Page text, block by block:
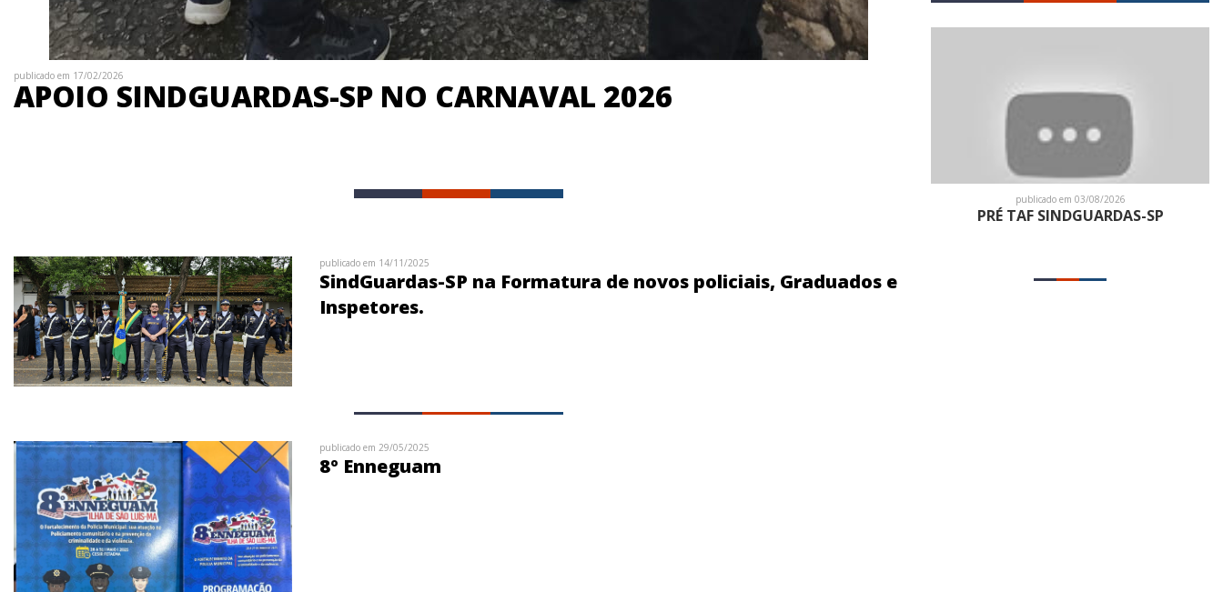
publicado em 17/02/2026
APOIO SINDGUARDAS-SP NO CARNAVAL 2026
publicado em 14/11/2025
SindGuardas-SP na Formatura de novos policiais, Graduados e
Inspetores.
publicado em 29/05/2025
8º Enneguam
publicado em 03/08/2026
PRÉ TAF SINDGUARDAS-SP